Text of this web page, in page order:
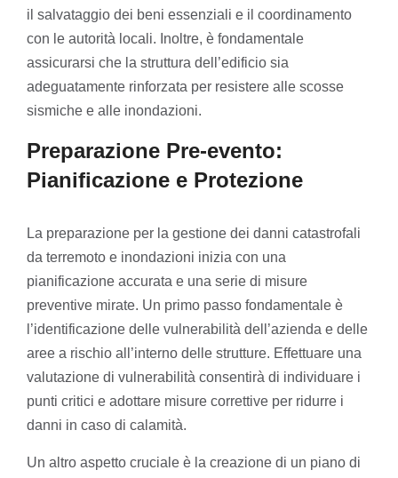
il salvataggio dei beni essenziali e il coordinamento
con le autorità locali. Inoltre, è fondamentale
assicurarsi che la struttura dell’edificio sia
adeguatamente rinforzata per resistere alle scosse
sismiche e alle inondazioni.
Preparazione Pre-evento:
Pianificazione e Protezione
La preparazione per la gestione dei danni catastrofali
da terremoto e inondazioni inizia con una
pianificazione accurata e una serie di misure
preventive mirate. Un primo passo fondamentale è
l’identificazione delle vulnerabilità dell’azienda e delle
aree a rischio all’interno delle strutture. Effettuare una
valutazione di vulnerabilità consentirà di individuare i
punti critici e adottare misure correttive per ridurre i
danni in caso di calamità.
Un altro aspetto cruciale è la creazione di un piano di